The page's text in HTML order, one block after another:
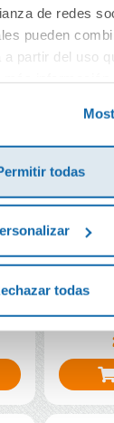
de redes
pueden
partir del uso
todas
todas